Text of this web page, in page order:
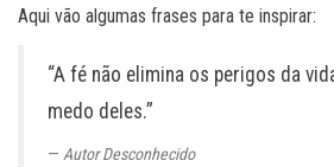
Aqui vão algumas frases para te inspirar:
“A fé não elimina os perigos da
medo deles.”
Autor Desconhecido